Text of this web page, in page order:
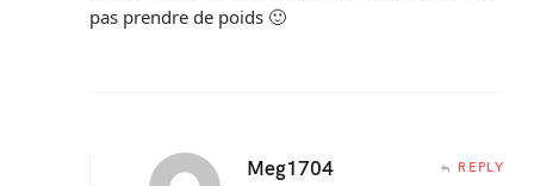
pas prendre de poids 🙂
Meg1704 REPLY